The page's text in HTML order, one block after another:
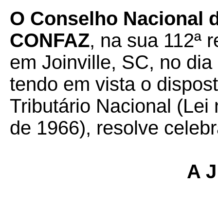
O Conselho Nacional
CONFAZ, na sua 112ª
em Joinville, SC, no
tendo em vista o
Tributário Nacional (Lei
de 1966), resolve
A